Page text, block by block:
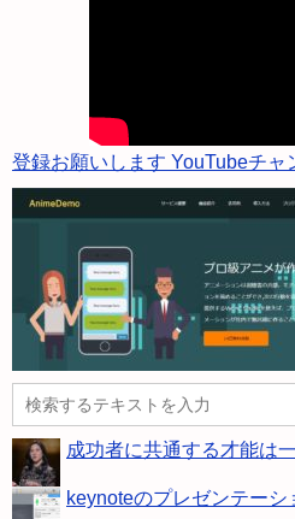
登録お願いします YouTubeチャ
成功者に共通する才能は
keynoteのプレゼンテー